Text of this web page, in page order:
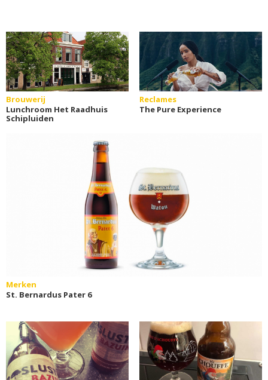
Brouwerij
Lunchroom Het Raadhuis
Schipluiden
Reclames
The Pure Experience
Merken
St. Bernardus Pater 6